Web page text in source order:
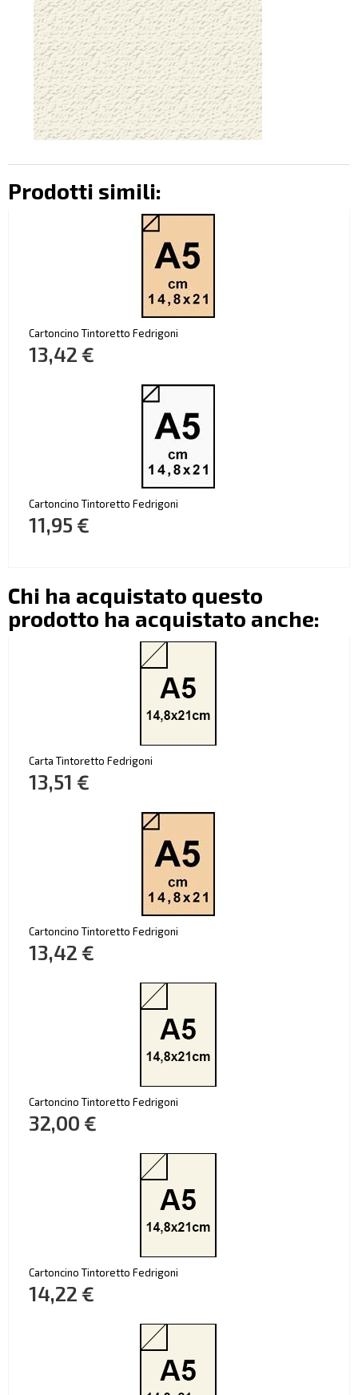
Prodotti simili:
Cartoncino Tintoretto Fedrigoni
13,42 €
Cartoncino Tintoretto Fedrigoni
11,95 €
Chi ha acquistato questo
prodotto ha acquistato anche:
Carta Tintoretto Fedrigoni
13,51 €
Cartoncino Tintoretto Fedrigoni
13,42 €
Cartoncino Tintoretto Fedrigoni
32,00 €
Cartoncino Tintoretto Fedrigoni
14,22 €